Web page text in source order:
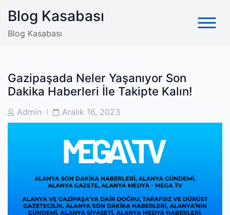
content
Blog Kasabası
Blog Kasabası
Gazipaşada Neler Yaşanıyor Son
Dakika Haberleri İle Takipte Kalın!
Post
Author
Admin
Post
Date
Aralık 16, 2023